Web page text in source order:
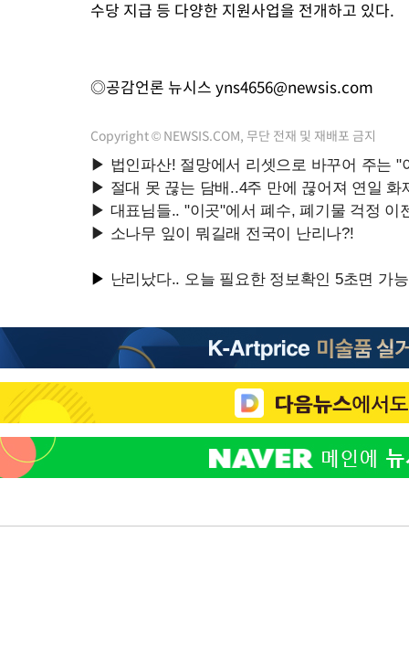
수당 지급 등 다양한 지원사업을 전개하고 있다.
◎공감언론 뉴시스 yns4656@newsis.com
Copyright © NEWSIS.COM, 무단 전재 및 재배포 금지